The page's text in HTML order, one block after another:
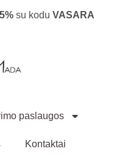
su kodu VASARA
paslaugos
Kontaktai